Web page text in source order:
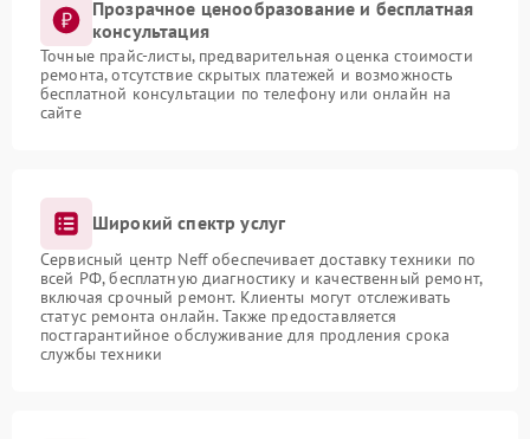
Прозрачное ценообразование и бесплатная
консультация
Точные прайс-листы, предварительная оценка стоимости
ремонта, отсутствие скрытых платежей и возможность
бесплатной консультации по телефону или онлайн на
сайте
Широкий спектр услуг
Сервисный центр Neff обеспечивает доставку техники по
всей РФ, бесплатную диагностику и качественный ремонт,
включая срочный ремонт. Клиенты могут отслеживать
статус ремонта онлайн. Также предоставляется
постгарантийное обслуживание для продления срока
службы техники